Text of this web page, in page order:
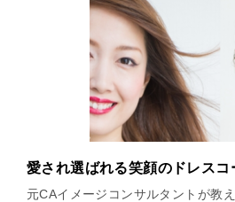
愛され選ばれる笑顔のドレスコ
元CAイメージコンサルタントが教